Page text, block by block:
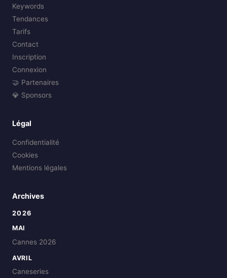
Keywords
Tendances
Tarifs
Contact
Inscription
Connexion
🤝 Partenaires
💎 Sponsors
Légal
Confidentialité
Cookies
Mentions légales
Archives
2026
MAI
Cannes 2026
AVRIL
Caneseries